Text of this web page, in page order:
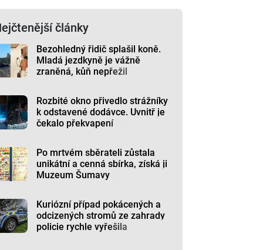
články
Bezohledný řidič splašil koně.
Mladá jezdkyně je vážně
zraněná, kůň nepřežil
Rozbité okno přivedlo strážníky
k odstavené dodávce. Uvnitř je
čekalo překvapení
Po mrtvém sběrateli zůstala
unikátní a cenná sbírka, získá ji
Muzeum Šumavy
Kuriózní případ pokácených a
odcizených stromů ze zahrady
policie rychle vyřešila